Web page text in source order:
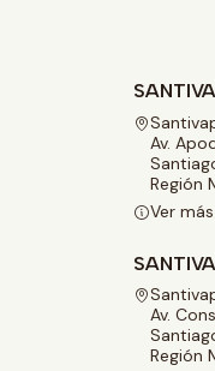
Av.
Región
Ver
Av.
Región